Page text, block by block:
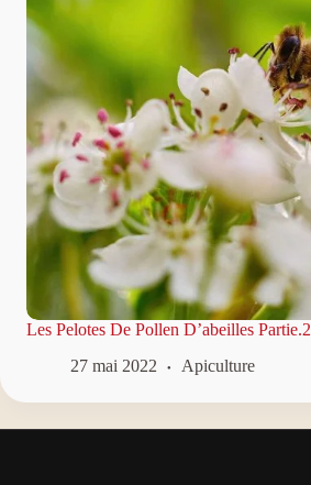
Les Pelotes De Pollen D’abeilles Partie.2
27 mai 2022
Apiculture